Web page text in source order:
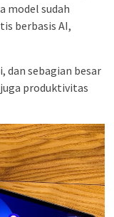
model sudah
berbasis AI,
dan sebagian besar
produktivitas